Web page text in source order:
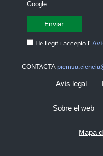
Google.
He llegit i accepto l'
CONTACTA
Avís legal
Sobre el web
Mapa